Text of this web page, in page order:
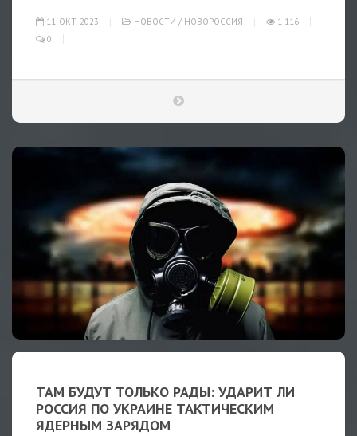
11-ОКТ-2023 НОВОСТИ / НОВОРОССИЯ
1 116
0
ТАМ БУДУТ ТОЛЬКО РАДЫ: УДАРИТ ЛИ
РОССИЯ ПО УКРАИНЕ ТАКТИЧЕСКИМ
ЯДЕРНЫМ ЗАРЯДОМ